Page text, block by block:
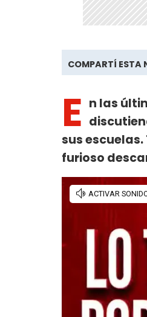
COMPARTÍ ESTA
E n las
sus
furioso